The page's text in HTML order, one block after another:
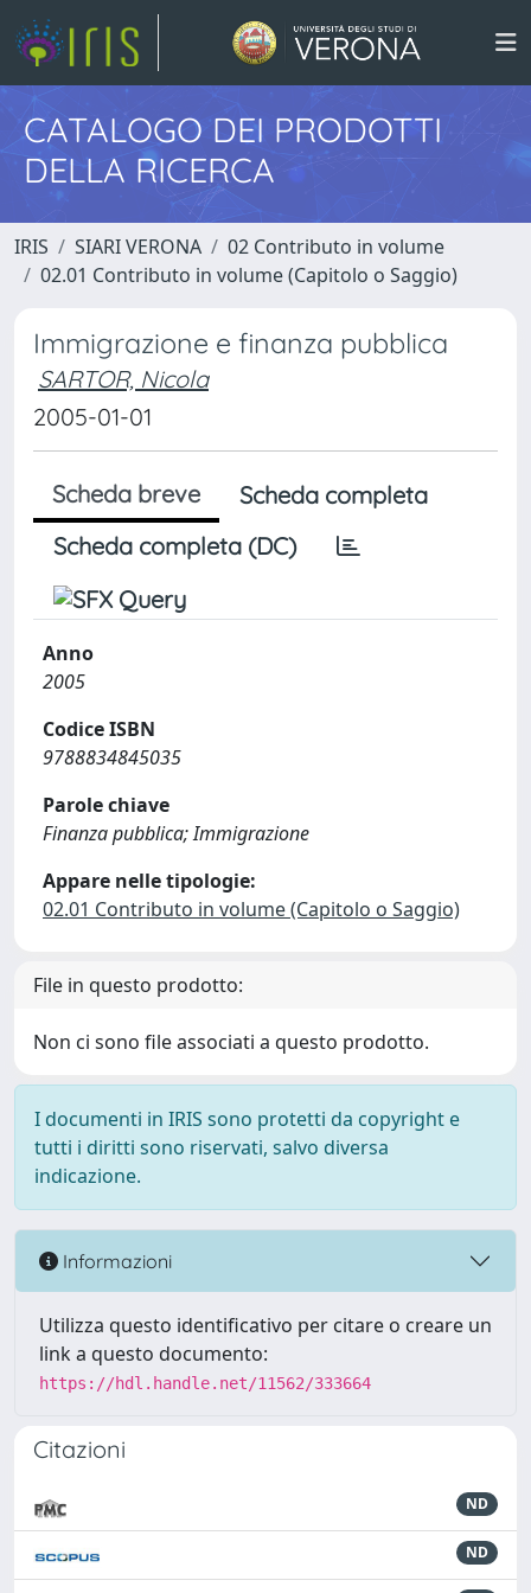
CATALOGO DEI PRODOTTI
DELLA RICERCA
IRIS SIARI VERONA
02 Contributo in volume
02.01 Contributo in volume (Capitolo o Saggio)
Immigrazione e finanza pubblica
SARTOR, Nicola
2005-01-01
Scheda breve
Scheda completa
Scheda completa (DC)
Anno
2005
Codice ISBN
9788834845035
Parole chiave
Finanza pubblica; Immigrazione
Appare nelle tipologie:
02.01 Contributo in volume (Capitolo o Saggio)
File in questo prodotto:
Non ci sono file associati a questo prodotto.
I documenti in IRIS sono protetti da copyright e
tutti i diritti sono riservati, salvo diversa
indicazione.
Informazioni
Utilizza questo identificativo per citare o creare un
link a questo documento:
https://hdl.handle.net/11562/333664
Citazioni
ND
ND